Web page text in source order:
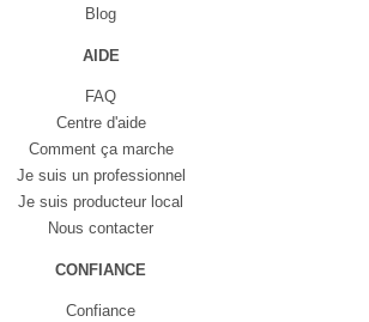
Blog
AIDE
FAQ
Centre d'aide
Comment ça marche
Je suis un professionnel
Je suis producteur local
Nous contacter
CONFIANCE
Confiance